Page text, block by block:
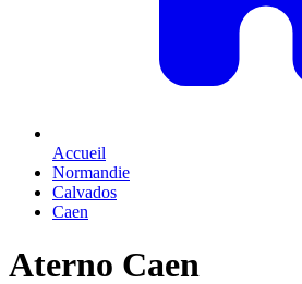
Accueil
Normandie
Calvados
Caen
Aterno Caen